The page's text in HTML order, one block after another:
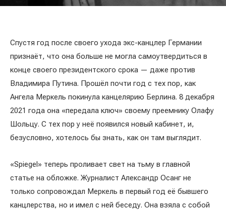
Спустя год после своего ухода экс-канцлер Германии
признаёт, что она больше не могла самоутвердиться в
конце своего президентского срока — даже против
Владимира Путина. Прошёл почти год с тех пор, как
Ангела Меркель покинула канцелярию Берлина. 8 декабря
2021 года она «передала ключ» своему преемнику Олафу
Шольцу. С тех пор у неё появился новый кабинет, и,
безусловно, хотелось бы знать, как он там выглядит.
«Spiegel» теперь проливает свет на тьму в главной
статье на обложке. Журналист Александр Осанг не
только сопровождал Меркель в первый год её бывшего
канцлерства, но и имел с ней беседу. Она взяла с собой